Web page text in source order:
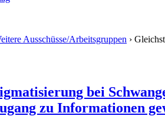
Ausschüsse/Arbeitsgruppen ›
bei
zu Informationen